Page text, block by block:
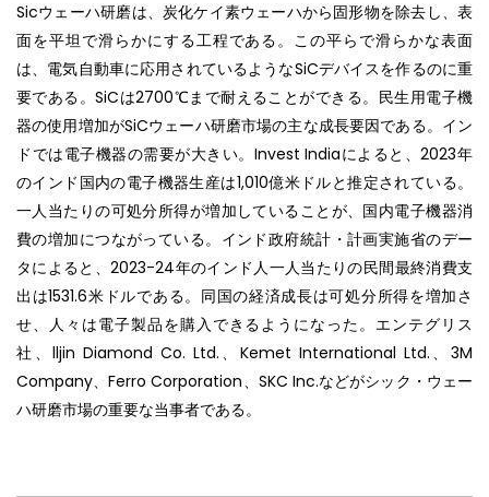
Sicウェーハ研磨は、炭化ケイ素ウェーハから固形物を除去し、表
面を平坦で滑らかにする工程である。この平らで滑らかな表面
は、電気自動車に応用されているようなSiCデバイスを作るのに重
要である。SiCは2700℃まで耐えることができる。民生用電子機
器の使用増加がSiCウェーハ研磨市場の主な成長要因である。イン
ドでは電子機器の需要が大きい。Invest Indiaによると、2023年
のインド国内の電子機器生産は1,010億米ドルと推定されている。
一人当たりの可処分所得が増加していることが、国内電子機器消
費の増加につながっている。インド政府統計・計画実施省のデー
タによると、2023-24年のインド人一人当たりの民間最終消費支
出は1531.6米ドルである。同国の経済成長は可処分所得を増加さ
せ、人々は電子製品を購入できるようになった。エンテグリス
社、lljin Diamond Co. Ltd.、Kemet International Ltd.、3M
Company、Ferro Corporation、SKC Inc.などがシック・ウェー
ハ研磨市場の重要な当事者である。